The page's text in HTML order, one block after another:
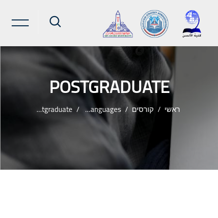
POSTGRADUATE
ראשי קורסים African Languages
Postgraduate